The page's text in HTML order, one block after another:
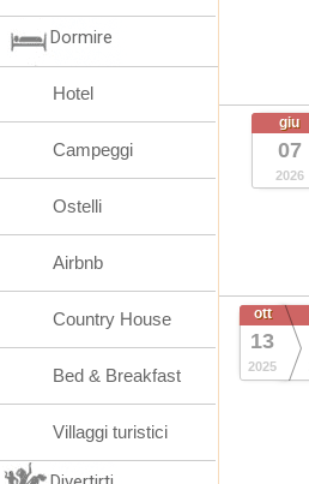
giu
07
2026
ott
13
2025
Dormire
Hotel
Campeggi
Ostelli
Airbnb
Country House
Bed & Breakfast
Villaggi turistici